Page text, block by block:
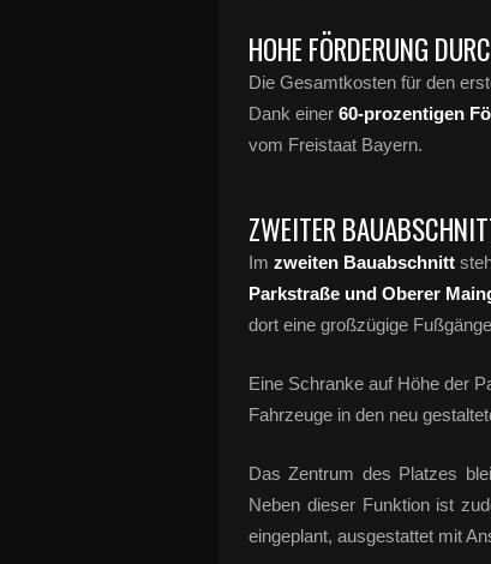
HOHE FÖRDERUNG
Die Gesamtkosten für den
Dank einer 60-prozentigen
vom Freistaat Bayern.
ZWEITER
Im zweiten Bauabschnitt
Parkstraße und Oberer
dort eine großzügige
Eine Schranke auf Höhe der
Fahrzeuge in den neu
Das Zentrum des Platzes
Neben dieser Funktion ist
eingeplant, ausgestattet mit